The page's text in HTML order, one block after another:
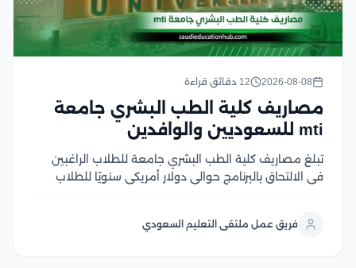
2026-08-08 12 دقائق قراءة
مصاريف كلية الطب البشري جامعة
mti للسعوديين والوافدين
تبلغ مصاريف كلية الطب البشري جامعة للطلاب الراغبين
في الالتحاق بالبرنامج حوالي دولار أمريكي سنويًا للطلاب
التفاصيل وتكون معتمدة في هذا المقال نستعرض...
فريق عمل ملتقى التعليم السعودي